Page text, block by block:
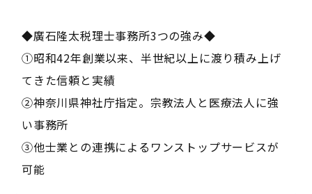
◆廣石隆太税理士事務所3つの強み◆
①昭和42年創業以来、半世紀以上に渡り積み上げ
てきた信頼と実績
②神奈川県神社庁指定。宗教法人と医療法人に強
い事務所
③他士業との連携によるワンストップサービスが
可能